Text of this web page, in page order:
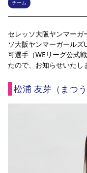
選手・スタッフ
チケット情報
キッズ向けサービス 観
スタジアム
クラブ紹介 沿革 シーズ
サポートする
ニュース
ニュース
セレッソ大阪
アカデミー
チーム
セレッソ大阪ヤンマー
ソ大阪ヤンマーガール
可選手（WEリーグ公式
たので、お知らせいたし
松浦 友芽（まつ